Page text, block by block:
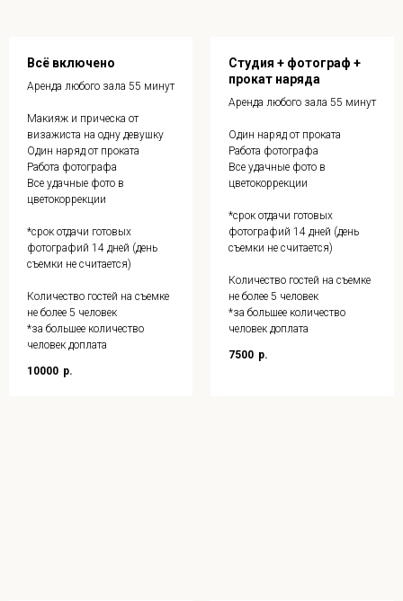
Всё включено
Аренда любого зала 55 минут
Макияж и прическа от
визажиста на одну девушку
Один наряд от проката
Работа фотографа
Все удачные фото в
цветокоррекции
*срок отдачи готовых
фотографий 14 дней (день
съемки не считается)
Количество гостей на съемке
не более 5 человек
*за большее количество
человек доплата
10000 р.
Студия + фотограф +
прокат наряда
Аренда любого зала 55 минут
Один наряд от проката
Работа фотографа
Все удачные фото в
цветокоррекции
*срок отдачи готовых
фотографий 14 дней (день
съемки не считается)
Количество гостей на съемке
не более 5 человек
*за большее количество
человек доплата
7500 р.